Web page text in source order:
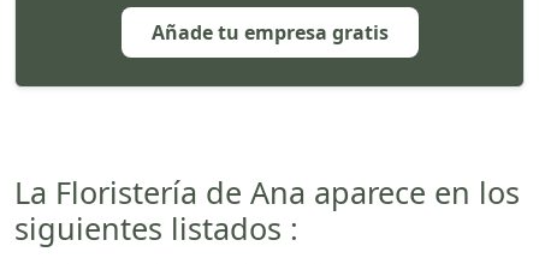
Añade tu empresa gratis
La Floristería de Ana aparece en los
siguientes listados :